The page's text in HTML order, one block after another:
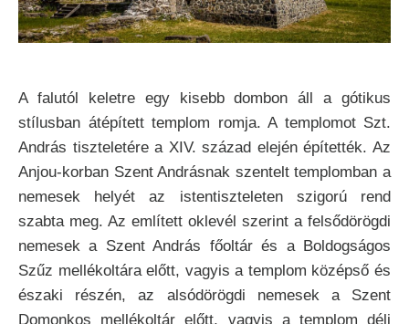
A falutól keletre egy kisebb dombon áll a gótikus
stílusban átépített templom romja. A templomot Szt.
András tiszteletére a XIV. század elején építették. Az
Anjou-korban Szent Andrásnak szentelt templomban a
nemesek helyét az istentiszteleten szigorú rend
szabta meg. Az említett oklevél szerint a felsődörögdi
nemesek a Szent András főoltár és a Boldogságos
Szűz mellékoltára előtt, vagyis a templom középső és
északi részén, az alsódörögdi nemesek a Szent
Domonkos mellékoltár előtt, vagyis a templom déli